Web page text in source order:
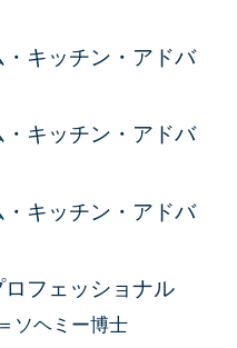
キッチン・アドバ
キッチン・アドバ
キッチン・アドバ
フェッショナル
ソヘミー博士